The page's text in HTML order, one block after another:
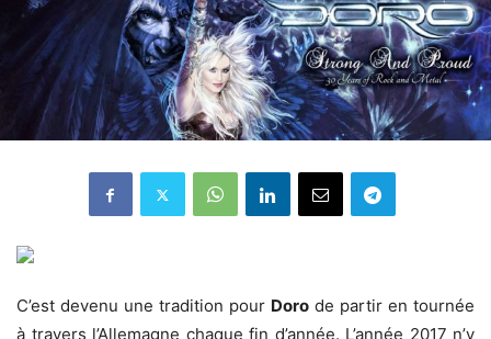
C’est devenu une tradition pour Doro de partir en tournée
à travers l’Allemagne chaque fin d’année. L’année 2017 n’y